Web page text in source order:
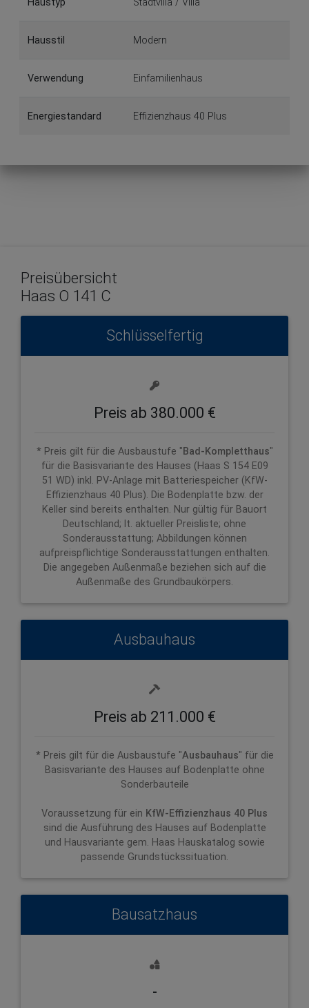
Haustyp Stadtvilla / Villa
Hausstil Modern
Verwendung Einfamilienhaus
Energiestandard Effizienzhaus 40 Plus
Preisübersicht
Haas O 141 C
Schlüsselfertig
Preis ab 380.000 €
* Preis gilt für die Ausbaustufe " Bad-Kompletthaus"
für die Basisvariante des Hauses (Haas S 154 E09
51 WD) inkl. PV-Anlage mit Batteriespeicher (KfW-
Effizienzhaus 40 Plus). Die Bodenplatte bzw. der
Keller sind bereits enthalten. Nur gültig für Bauort
Deutschland; lt. aktueller Preisliste; ohne
Sonderausstattung; Abbildungen können
aufpreispflichtige Sonderausstattungen enthalten.
Die angegeben Außenmaße beziehen sich auf die
Außenmaße des Grundbaukörpers.
Ausbauhaus
Preis ab 211.000 €
* Preis gilt für die Ausbaustufe "Ausbauhaus" für die
Basisvariante des Hauses auf Bodenplatte ohne
Sonderbauteile
Voraussetzung für ein KfW-Effizienzhaus 40 Plus
sind die Ausführung des Hauses auf Bodenplatte
und Hausvariante gem. Haas Hauskatalog sowie
passende Grundstückssituation.
Bausatzhaus
-